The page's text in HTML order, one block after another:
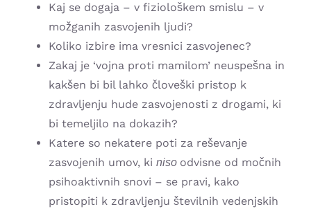
Kaj se dogaja – v fiziološkem smislu – v
možganih zasvojenih ljudi?
Koliko izbire ima vresnici zasvojenec?
Zakaj je ‘vojna proti mamilom’ neuspešna in
kakšen bi bil lahko človeški pristop k
zdravljenju hude zasvojenosti z drogami, ki
bi temeljilo na dokazih?
Katere so nekatere poti za reševanje
zasvojenih umov, ki niso odvisne od močnih
psihoaktivnih snovi – se pravi, kako
pristopiti k zdravljenju številnih vedenjskih